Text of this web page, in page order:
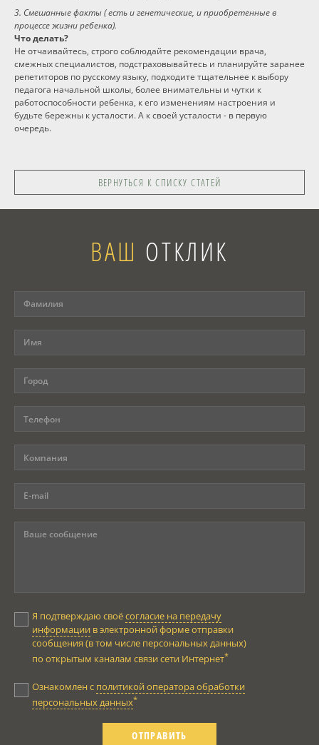
3. Смешанные факты ( есть и генетические, и приобретенные в
процессе жизни ребенка).
Что делать?
Не отчаивайтесь, строго соблюдайте рекомендации врача,
смежных специалистов, подстраховывайтесь и планируйте заранее
репетиторов по русскому языку, подходите тщательнее к выбору
педагога начальной школы, более внимательны и чутки к
работоспособности ребенка, к его изменениям настроения и
будьте бережны к усталости. А к своей усталости - в первую
очередь.
ВЕРНУТЬСЯ К СПИСКУ СТАТЕЙ
ВАШ ОТКЛИК
Я подтверждаю своёсогласие на передачу
информации в электронной форме отправки
сообщения (в том числе персональных данных)
по открытым каналам связи сети Интернет*
Ознакомлен с политикой оператора обработки
персональных данных*
ОТПРАВИТЬ